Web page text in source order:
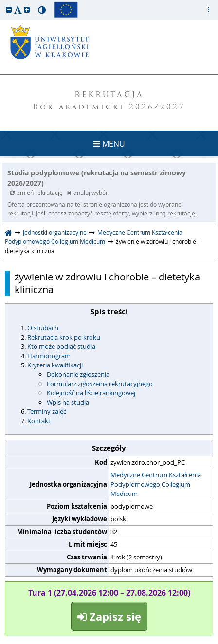
REKRUTACJA
Rok akademicki 2026/2027
MENU
Studia podyplomowe (rekrutacja na semestr zimowy
2026/2027)
zmień rekrutację
anuluj wybór
Oferta prezentowana na tej stronie ograniczona jest do wybranej
rekrutacji. Jeśli chcesz zobaczyć resztę oferty, wybierz inną rekrutację.
Jednostki organizacyjne
Medyczne Centrum Kształcenia
Podyplomowego Collegium Medicum
żywienie w zdrowiu i chorobie –
dietetyka kliniczna
żywienie w zdrowiu i chorobie – dietetyka
kliniczna
Spis treści
O studiach
Rekrutacja krok po kroku
Kto może podjąć studia
Harmonogram
Kryteria kwalifikacji
Dokonanie zgłoszenia
Formularz zgłoszenia rekrutacyjnego
Kolejność na liście rankingowej
Wpis na studia
Terminy zajęć
Kontakt
Szczegóły
Kod zywien.zdro.chor_pod_PC
Jednostka organizacyjna
Medyczne Centrum Kształcenia
Podyplomowego Collegium
Medicum
Poziom kształcenia podyplomowe
Języki wykładowe polski
Minimalna liczba studentów 32
Limit miejsc 45
Czas trwania 1 rok (2 semestry)
Wymagany dokument dyplom ukończenia studiów
Tura 1 (27.04.2026 12:00 – 27.08.2026 12:00)
Zapisz się